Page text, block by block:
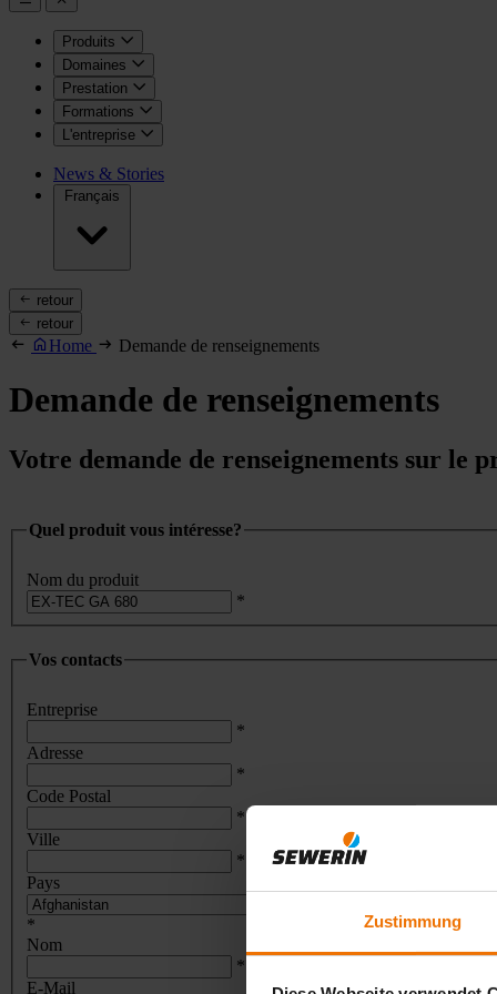
Zustimmung
Produits
Domaines
Prestation
Formations
L'entreprise
News & Stories
Français
retour
retour
Home Demande de renseignements
Demande de renseignements
Votre demande de renseignements sur le
Quel produit vous intéresse?
Nom du produit
*
Vos contacts
Entreprise
*
Adresse
*
Code Postal
*
Ville
*
Pays
*
Nom
*
E-Mail